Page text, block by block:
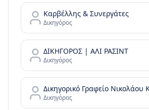
Καρβέλλης & Συνεργάτες
Δικηγόρος
ΔΙΚΗΓΟΡΟΣ | ΑΛΙ ΡΑΣΙΝΤ
Δικηγόρος
Δικηγόρος